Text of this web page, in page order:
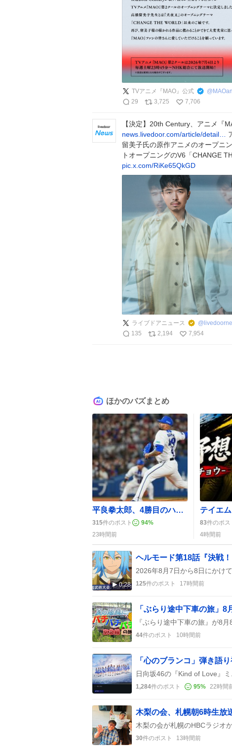
TVアニメ『MAO』公式 @
29
3,725 7,706
【決定】20th Century、アニメ『
news.livedoor.com/article/detail…
留美子氏の原作アニメのオープニ
トオープニングのV6「CHANGE
pic.x.com/RiKe65QkGD
ライブドアニュース @
135
2,194 7,954
ほかのバズまとめ
平良拳太郎、4勝目のハイ・クオリティ・スタートで横浜DeNAベイスターズが接戦制す
315件のポスト 94%
23時間前
83件のポス
4時間前
0:28
ヘルモード第18話『決戦
125件のポスト 17時間前
44件のポスト 10時間前
1,284件のポスト 95% 22時間
木梨の会、札幌朝6時生放
30件のポスト 13時間前